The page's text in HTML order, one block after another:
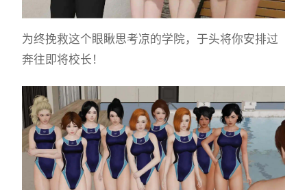
为终挽救这个眼瞅思考凉的学院，于头将你安排过
奔往即将校长！